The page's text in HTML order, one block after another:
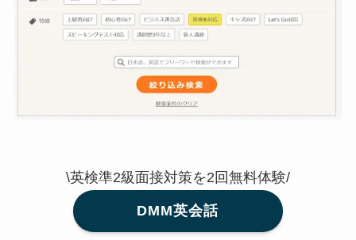
\英検準2級面接対策を2回無料体験/
DMM英会話